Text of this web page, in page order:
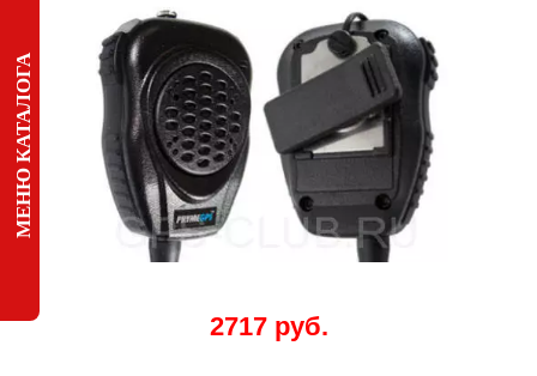
МЕНЮ КАТАЛОГА
2717 руб.